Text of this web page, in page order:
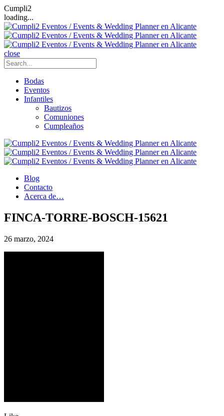
Cumpli2
loading...
close
Bodas
Eventos
Infantiles
Bautizos
Comuniones
Cumpleaños
Blog
Contacto
Acerca de…
FINCA-TORRE-BOSCH-15621
26 marzo, 2024